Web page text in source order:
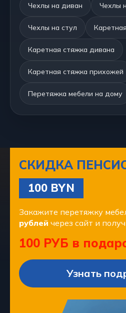
Чехлы на диван Чехлы
Чехлы на стул
Каретная стяжка дивана
Каретная стяжка прихожей
Перетяжка мебели на дому
СКИДКА
100 BYN
Закажите перетяжку
рублей через сайт и
100 РУБ в
Узнать